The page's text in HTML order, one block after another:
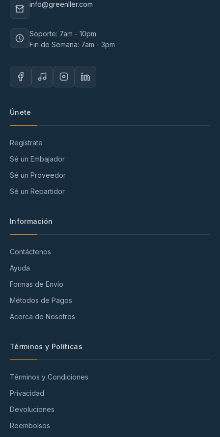
info@greenller.com
Soporte: 7am - 10pm
Fin de Semana: 7am - 3pm
Únete
Regístrate
Sé un Embajador
Sé un Proveedor
Sé un Repartidor
Información
Contáctenos
Ayuda
Formas de Envío
Métodos de Pagos
Acerca de Nosotros
Términos y Políticas
Términos y Condiciones
Privacidad
Devoluciones
Reembolsos